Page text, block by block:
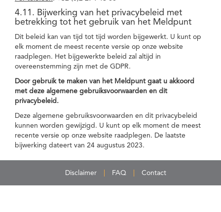
4.11. Bijwerking van het privacybeleid met
betrekking tot het gebruik van het Meldpunt
Dit beleid kan van tijd tot tijd worden bijgewerkt. U kunt op
elk moment de meest recente versie op onze website
raadplegen. Het bijgewerkte beleid zal altijd in
overeenstemming zijn met de GDPR.
Door gebruik te maken van het Meldpunt gaat u akkoord
met deze algemene gebruiksvoorwaarden en dit
privacybeleid.
Deze algemene gebruiksvoorwaarden en dit privacybeleid
kunnen worden gewijzigd. U kunt op elk moment de meest
recente versie op onze website raadplegen. De laatste
bijwerking dateert van 24 augustus 2023.
Disclaimer FAQ Contact